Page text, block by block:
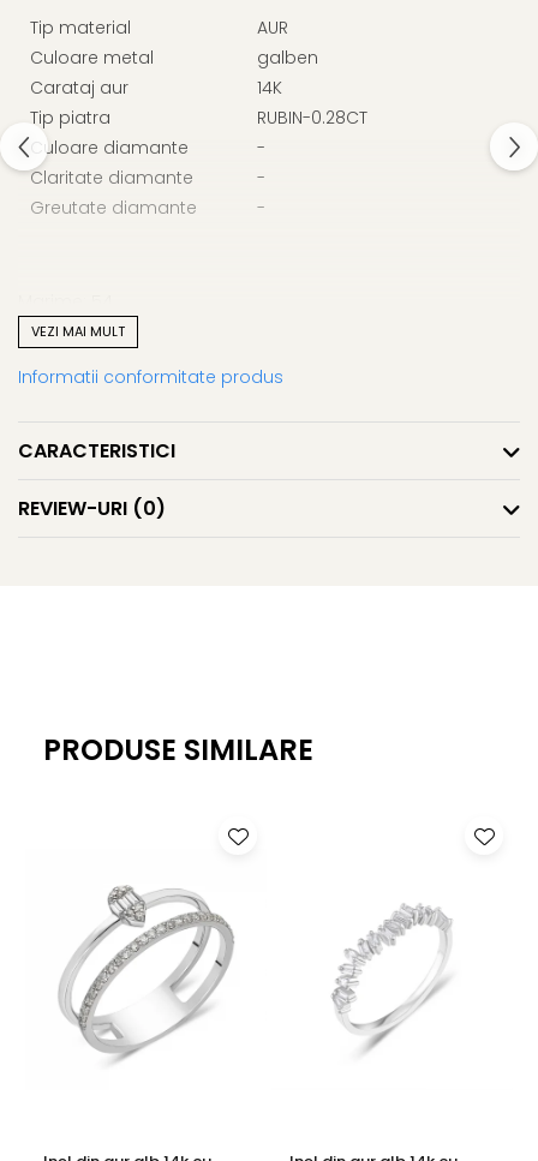
Tip material
Culoare metal
Carataj aur
Tip piatra
Culoare diamante
Claritate diamante
Greutate diamante
AUR
galben
14K
RUBIN-0.28CT
-
-
-
1.27g
VEZI MAI MULT
Informatii conformitate produs
CARACTERISTICI
REVIEW-URI (0)
PRODUSE SIMILARE